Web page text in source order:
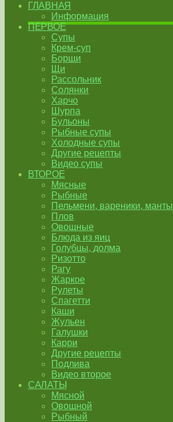
ГЛАВНАЯ
Информация
ПЕРВОЕ
Супы
Крем-суп
Борщи
Щи
Рассольник
Солянки
Харчо
Шурпа
Бульоны
Рыбные супы
Холодные супы
Другие рецепты
Видео супы
ВТОРОЕ
Мясные
Рыбные
Пельмени, вареники, манты
Плов
Овощные
Блюда из яиц
Голубцы, долма
Ризотто
Рагу
Жаркое
Рулеты
Спагетти
Каши
Жульен
Галушки
Карри
Другие рецепты
Подлива
Видео второе
САЛАТЫ
Мясной
Овощной
Рыбный